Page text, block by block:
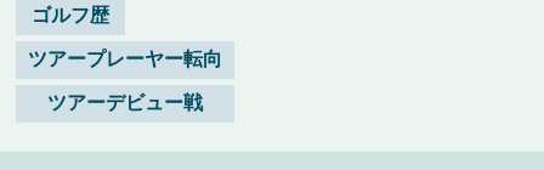
ゴルフ歴
ツアープレーヤー転向
ツアーデビュー戦